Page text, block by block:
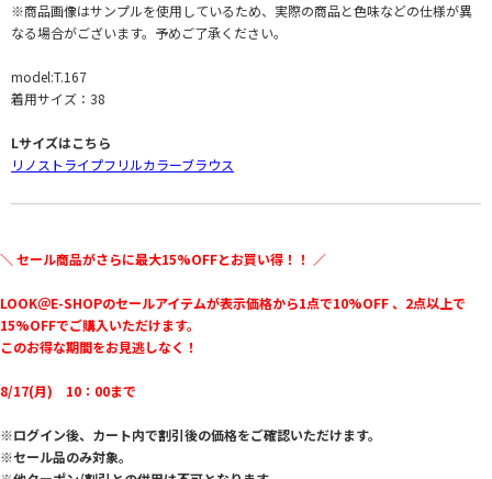
※商品画像はサンプルを使用しているため、実際の商品と色味などの仕様が異
なる場合がございます。予めご了承ください。
model:T.167
着用サイズ：38
Lサイズはこちら
リノストライプフリルカラーブラウス
＼ セール商品がさらに最大15%OFFとお買い得！！ ／
LOOK＠E-SHOPのセールアイテムが表示価格から1点で10%OFF 、2点以上で
15%OFFでご購入いただけます。
このお得な期間をお見逃しなく！
8/17(月) 10：00まで
※ログイン後、カート内で割引後の価格をご確認いただけます。
※セール品のみ対象。